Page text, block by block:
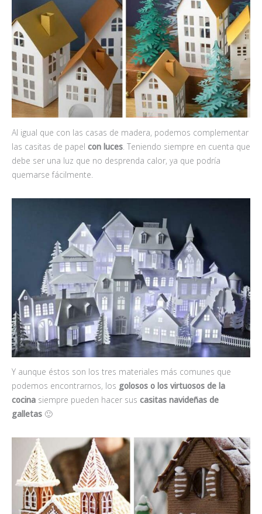
Al igual que con las casas de madera, podemos complementar
las casitas de papel con luces . Teniendo siempre en cuenta que
debe ser una luz que no desprenda calor, ya que podría
quemarse fácilmente.
Y aunque éstos son los tres materiales más comunes que
podemos encontrarnos, los golosos o los virtuosos de la
cocina siempre pueden hacer sus casitas navideñas de
galletas 🙂